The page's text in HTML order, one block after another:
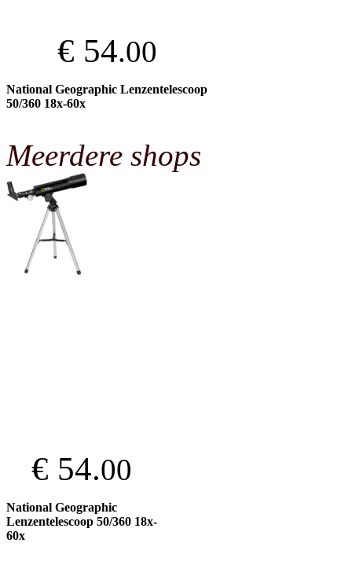
€ 54.00
National Geographic Lenzentelescoop
50/360 18x-60x
Meerdere shops
€ 54.00
National Geographic
Lenzentelescoop 50/360 18x-
60x